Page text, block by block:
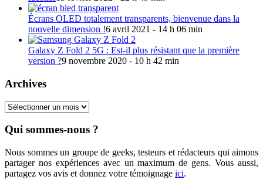
Écrans OLED totalement transparents, bienvenue dans la
nouvelle dimension !6 avril 2021 - 14 h 06 min
Galaxy Z Fold 2 5G : Est-il plus résistant que la première
version ?9 novembre 2020 - 10 h 42 min
Archives
Archives
Qui sommes-nous ?
Nous sommes un groupe de geeks, testeurs et rédacteurs qui aimons
partager nos expériences avec un maximum de gens. Vous aussi,
partagez vos avis et donnez votre témoignage ici.